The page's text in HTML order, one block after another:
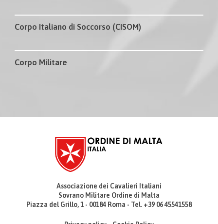
Corpo Italiano di Soccorso (CISOM)
Corpo Militare
Associazione dei Cavalieri Italiani
Sovrano Militare Ordine di Malta
Piazza del Grillo, 1 - 00184 Roma - Tel. +39 06 45541558